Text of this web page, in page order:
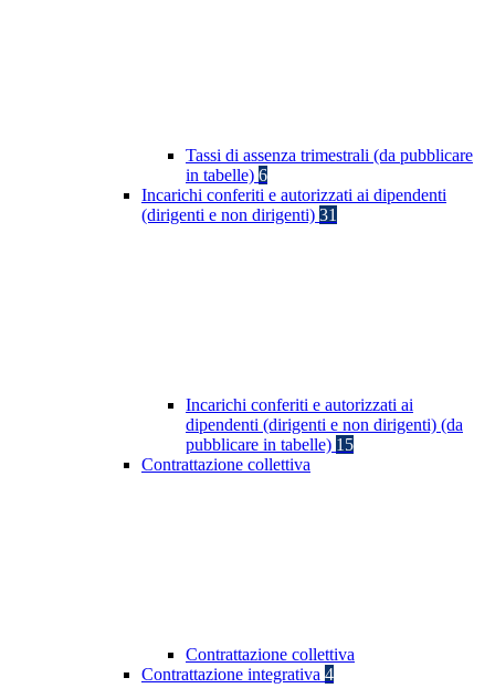
Tassi di assenza trimestrali (da pubblicare
in tabelle) 6
Incarichi conferiti e autorizzati ai dipendenti
(dirigenti e non dirigenti) 31
Incarichi conferiti e autorizzati ai
dipendenti (dirigenti e non dirigenti) (da
pubblicare in tabelle) 15
Contrattazione collettiva
Contrattazione collettiva
Contrattazione integrativa 4